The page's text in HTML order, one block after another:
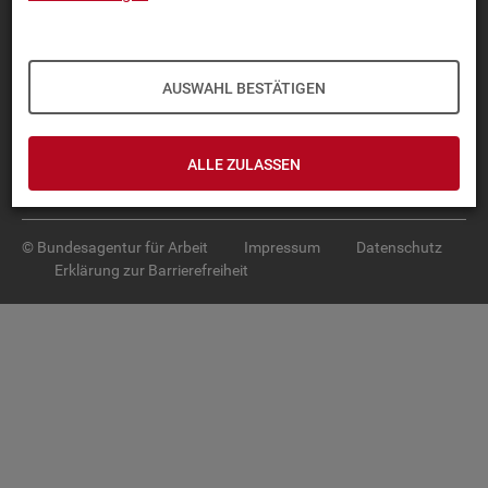
AUSWAHL BESTÄTIGEN
ALLE ZULASSEN
TOP-PRO­DUK­TE
SER­VICE
© Bundesagentur für Arbeit Impressum
Datenschutz
Erklärung zur Barrierefreiheit